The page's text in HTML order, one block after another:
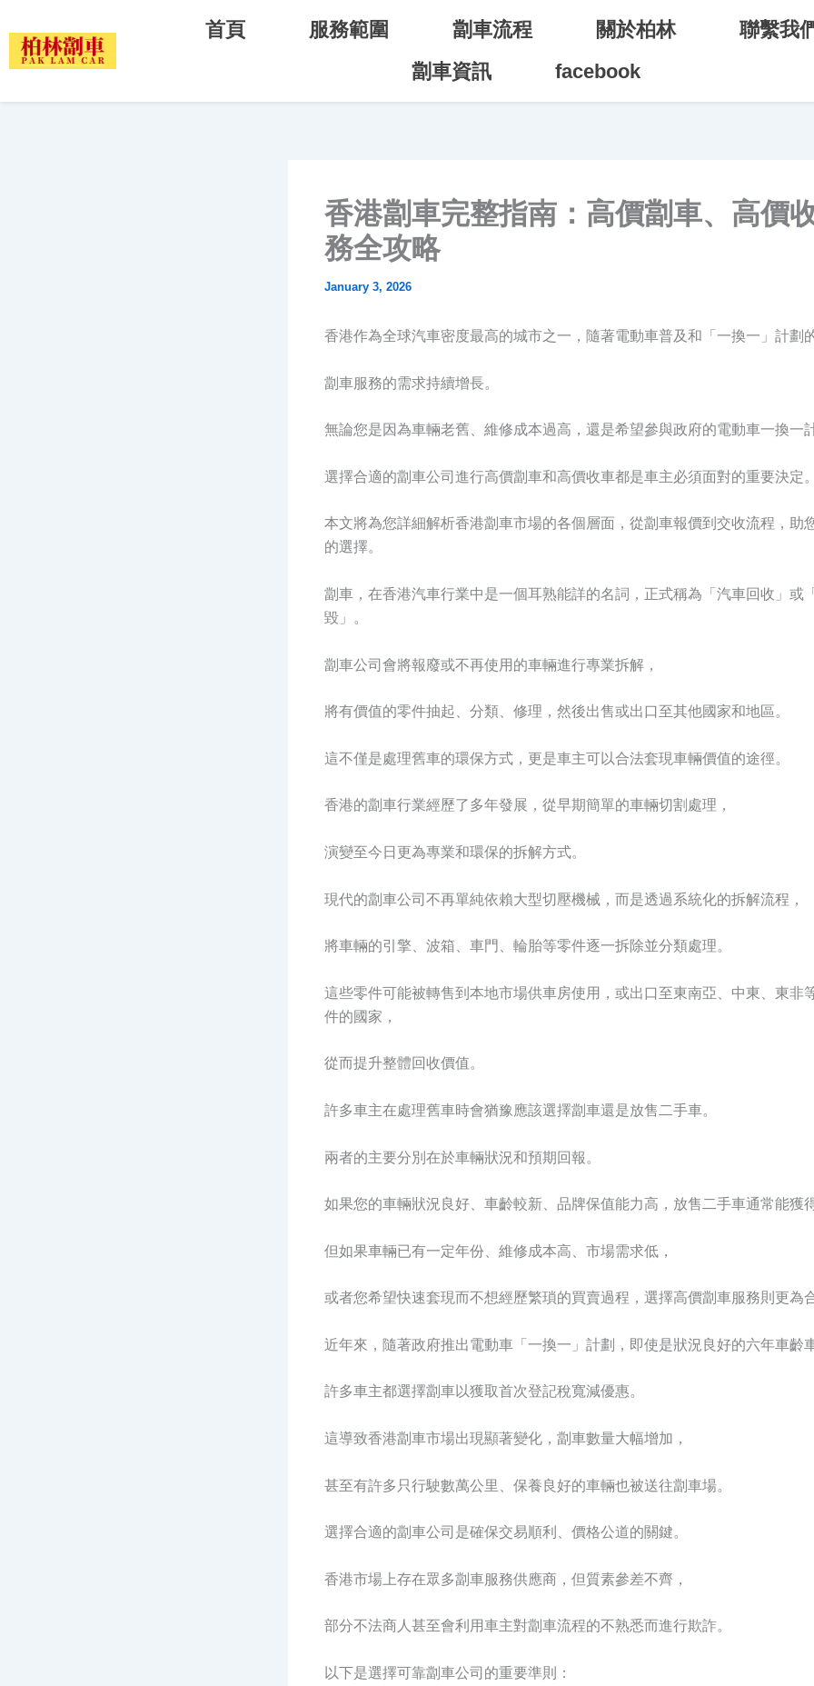
to
content
首頁 服務範圍 劏車流程 關於柏林
聯繫我
劏車資訊
facebook
香港劏車完整指南：高價劏車、高價
務全攻略
January 3, 2026
香港作為全球汽車密度最高的城市之一，隨著電動車普及和「一換一」計劃
劏車服務的需求持續增長。
無論您是因為車輛老舊、維修成本過高，還是希望參與政府的電動車一換一
選擇合適的劏車公司進行高價劏車和高價收車都是車主必須面對的重要決定。
本文將為您詳細解析香港劏車市場的各個層面，從劏車報價到交收流程，助
的選擇。
劏車，在香港汽車行業中是一個耳熟能詳的名詞，正式稱為「汽車回收」或
毀」。
劏車公司會將報廢或不再使用的車輛進行專業拆解，
將有價值的零件抽起、分類、修理，然後出售或出口至其他國家和地區。
這不僅是處理舊車的環保方式，更是車主可以合法套現車輛價值的途徑。
香港的劏車行業經歷了多年發展，從早期簡單的車輛切割處理，
演變至今日更為專業和環保的拆解方式。
現代的劏車公司不再單純依賴大型切壓機械，而是透過系統化的拆解流程，
將車輛的引擎、波箱、車門、輪胎等零件逐一拆除並分類處理。
這些零件可能被轉售到本地市場供車房使用，或出口至東南亞、中東、東非
件的國家，
從而提升整體回收價值。
許多車主在處理舊車時會猶豫應該選擇劏車還是放售二手車。
兩者的主要分別在於車輛狀況和預期回報。
如果您的車輛狀況良好、車齡較新、品牌保值能力高，放售二手車通常能獲
但如果車輛已有一定年份、維修成本高、市場需求低，
或者您希望快速套現而不想經歷繁瑣的買賣過程，選擇高價劏車服務則更為
近年來，隨著政府推出電動車「一換一」計劃，即使是狀況良好的六年車齡
許多車主都選擇劏車以獲取首次登記稅寬減優惠。
這導致香港劏車市場出現顯著變化，劏車數量大幅增加，
甚至有許多只行駛數萬公里、保養良好的車輛也被送往劏車場。
選擇合適的劏車公司是確保交易順利、價格公道的關鍵。
香港市場上存在眾多劏車服務供應商，但質素參差不齊，
部分不法商人甚至會利用車主對劏車流程的不熟悉而進行欺詐。
以下是選擇可靠劏車公司的重要準則：